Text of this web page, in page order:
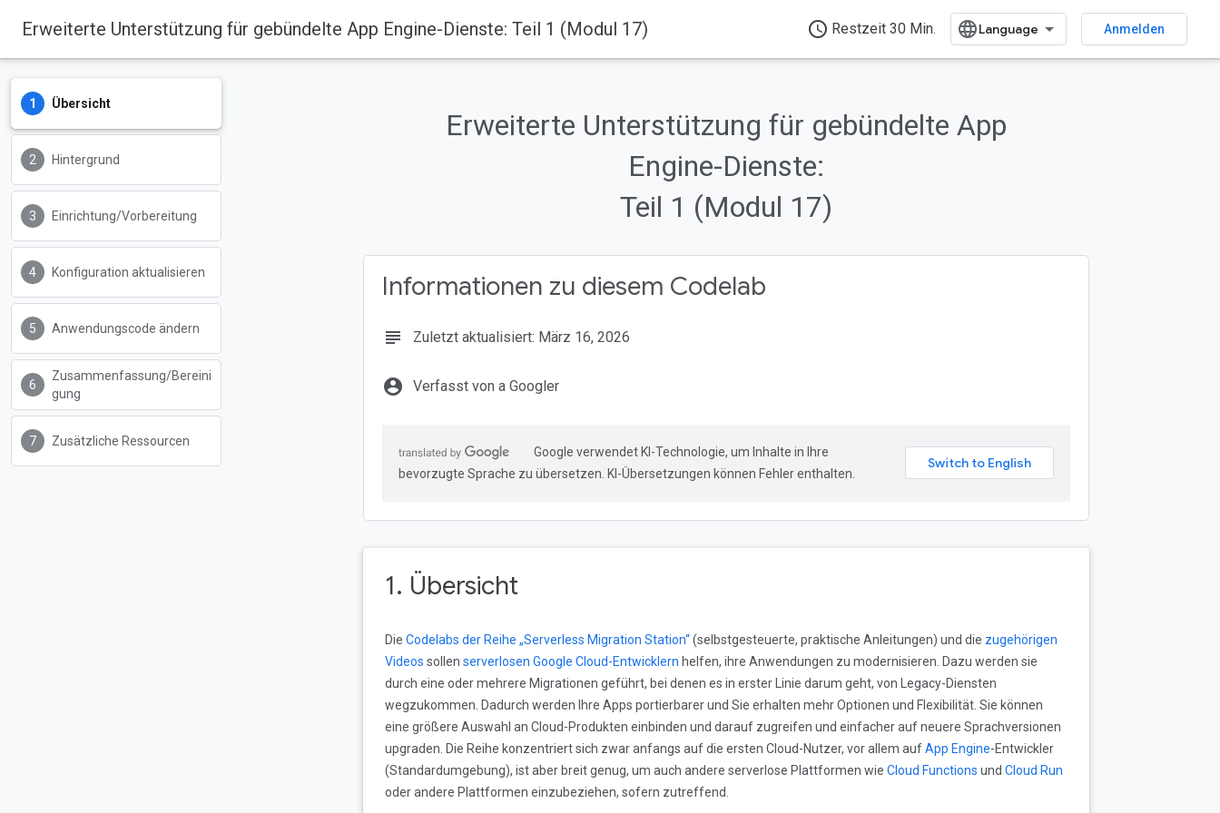
Erweiterte Unterstützung für gebündelte App Engine-Dienste: Teil 1 (Modul 17) access_time Restzeit 30 Min. Anmelden
Übersicht
Hintergrund
Einrichtung/Vorbereitung
Konfiguration aktualisieren
Anwendungscode ändern
Zusammenfassung/Bereini
gung
Zusätzliche Ressourcen
Erweiterte Unterstützung für gebündelte App
Engine-Dienste:
Teil 1 (Modul 17)
Informationen zu diesem Codelab
subject Zuletzt aktualisiert: März 16, 2026
account_circle Verfasst von a Googler
Google verwendet KI-Technologie, um Inhalte in Ihre
bevorzugte Sprache zu übersetzen. KI-Übersetzungen können Fehler enthalten.
1. Übersicht
Die Codelabs der Reihe „Serverless Migration Station“(selbstgesteuerte, praktische Anleitungen) und die zugehörigen
Videos sollen serverlosen Google Cloud-Entwicklern helfen, ihre Anwendungen zu modernisieren. Dazu werden sie
durch eine oder mehrere Migrationen geführt, bei denen es in erster Linie darum geht, von Legacy-Diensten
wegzukommen. Dadurch werden Ihre Apps portierbarer und Sie erhalten mehr Optionen und Flexibilität. Sie können
eine größere Auswahl an Cloud-Produkten einbinden und darauf zugreifen und einfacher auf neuere Sprachversionen
upgraden. Die Reihe konzentriert sich zwar anfangs auf die ersten Cloud-Nutzer, vor allem aufApp Engine-Entwickler
(Standardumgebung), ist aber breit genug, um auch andere serverlose Plattformen wie Cloud Functions und Cloud Run
oder andere Plattformen einzubeziehen, sofern zutreffend.